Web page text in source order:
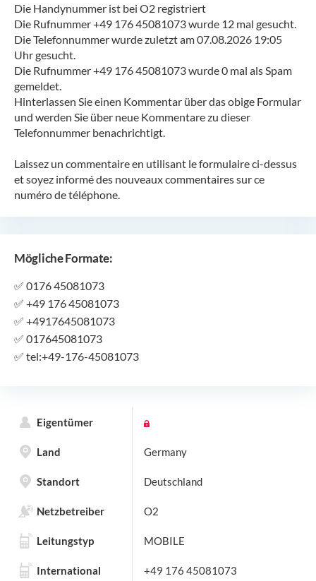
Die Handynummer ist bei O2 registriert
Die Rufnummer +49 176 45081073 wurde 12 mal gesucht.
Die Telefonnummer wurde zuletzt am 07.08.2026 19:05
Uhr gesucht.
Die Rufnummer +49 176 45081073 wurde 0 mal als Spam
gemeldet.
Hinterlassen Sie einen Kommentar über das obige Formular
und werden Sie über neue Kommentare zu dieser
Telefonnummer benachrichtigt.
Laissez un commentaire en utilisant le formulaire ci-dessus
et soyez informé des nouveaux commentaires sur ce
numéro de téléphone.
Mögliche Formate:
✅ 0176 45081073
✅ +49 176 45081073
✅ +4917645081073
✅ 017645081073
✅ tel:+49-176-45081073
Eigentümer
Land Germany
Standort Deutschland
Netzbetreiber O2
Leitungstyp MOBILE
International +49 176 45081073